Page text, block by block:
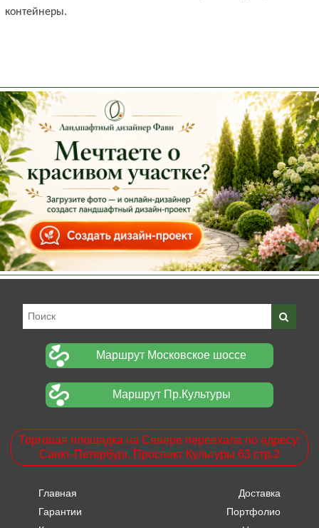
контейнеры.
Маршрут Московское шоссе
Маршрут Пр.Культуры
Торговая площадка на Севере переехала по адресу:
Санкт-Петербург. Проспект Культуры 63 стр.2
Главная
Доставка
Гарантии
Портфолио